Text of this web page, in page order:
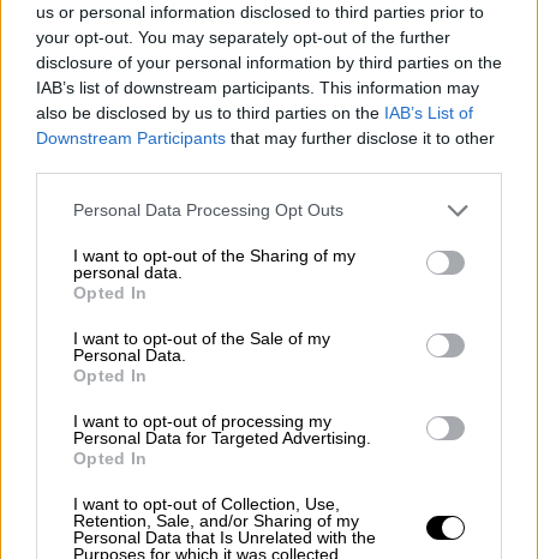
us or personal information disclosed to third parties prior to
your opt-out. You may separately opt-out of the further
disclosure of your personal information by third parties on the
IAB’s list of downstream participants. This information may
also be disclosed by us to third parties on the IAB’s List of
Downstream Participants that may further disclose it to other
Please note that this website/app uses one or more Google
not limited to your visit or usage behaviour. You may click to
grant or deny consent to Google and its third-party tags to
use your data for below specified purposes in below Google
consent section.
Personal Data Processing Opt Outs
I want to opt-out of the Sharing of my
personal data.
Opted In
I want to opt-out of the Sale of my
Personal Data.
Opted In
I want to opt-out of processing my
Personal Data for Targeted Advertising.
Opted In
I want to opt-out of Collection, Use,
Retention, Sale, and/or Sharing of my
Personal Data that Is Unrelated with the
Purposes for which it was collected.
Κόσμος 12.01.2019 16:44
της Συμφωνίας των Πρεσπών από την
πΓΔΜ
Η ολοκλήρωση της έγκρισης της Συμφωνίας
«ανοίγει τον δρόμο για μια νέα σχέση»
ανάμεσα στην Ελλάδα και την ΠΓΔΜ τόνισε
ο ειδικός διαμεσολαβητής του ΟΗΕ